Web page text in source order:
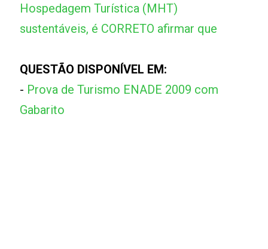
Hospedagem Turística (MHT)
sustentáveis, é CORRETO afirmar que
QUESTÃO DISPONÍVEL EM:
- Prova de Turismo ENADE 2009 com
Gabarito